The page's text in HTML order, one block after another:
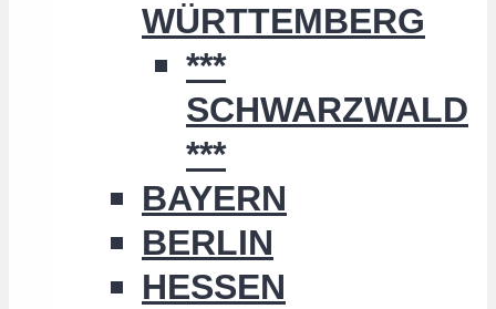
WÜRTTEMBERG
***
SCHWARZWALD
***
BAYERN
BERLIN
HESSEN